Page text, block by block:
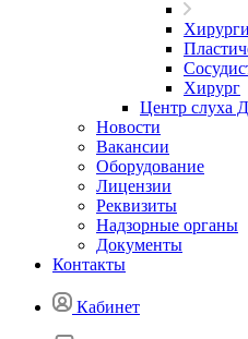
Хирург
Центр слуха
Новости
Вакансии
Оборудование
Лицензии
Реквизиты
Надзорные органы
Документы
Контакты
Кабинет